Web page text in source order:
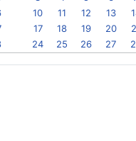
10
11 12 13
17
18 19 20
24
25 26 27